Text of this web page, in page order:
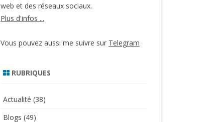
web et des réseaux sociaux.
Plus d'infos ...
Vous pouvez aussi me suivre sur Telegram
RUBRIQUES
Actualité (38)
Blogs (49)